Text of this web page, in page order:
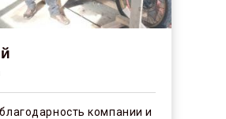
компании и